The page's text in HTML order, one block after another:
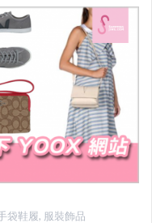
袋鞋履, 服裝飾品